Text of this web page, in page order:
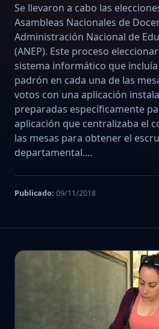
Se llevaron a cabo las
Asambleas Nacionales de
Administración Nacional de
(ANEP). Este proceso
sistema informático que
padrón en cada una de las
votos con una aplicación
preparadas específicamente
aplicación que centralizaba el
las mesas para obtener el
departamental....
Publicado: 09/11/2018